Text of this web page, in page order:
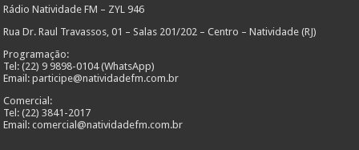
Rádio Natividade FM – ZYL 946
Rua Dr. Raul Travassos, 01 – Salas 201/202 – Centro – Natividade (RJ)
Programação:
Tel: (22) 9 9898-0104 (WhatsApp)
Email: participe@natividadefm.com.br
Comercial:
Tel: (22) 3841-2017
Email: comercial@natividadefm.com.br